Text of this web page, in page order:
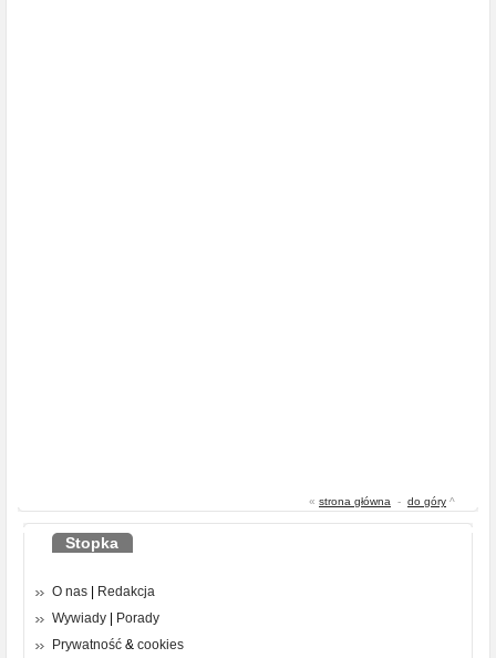
« strona główna - do góry ^
Stopka
O nas
Redakcja
Wywiady
Porady
Prywatność & cookies